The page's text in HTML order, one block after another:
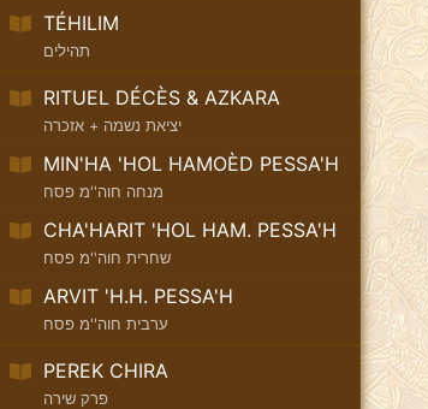
TÉHILIM
תהילים
RITUEL DÉCÈS & AZKARA
יציאת נשמה + אזכרה
MIN'HA 'HOL HAMOÈD PESSA'H
מנחה חוה''מ פסח
CHA'HARIT 'HOL HAM. PESSA'H
שחרית חוה''מ פסח
ARVIT 'H.H. PESSA'H
ערבית חוה''מ פסח
PEREK CHIRA
פרק שירה